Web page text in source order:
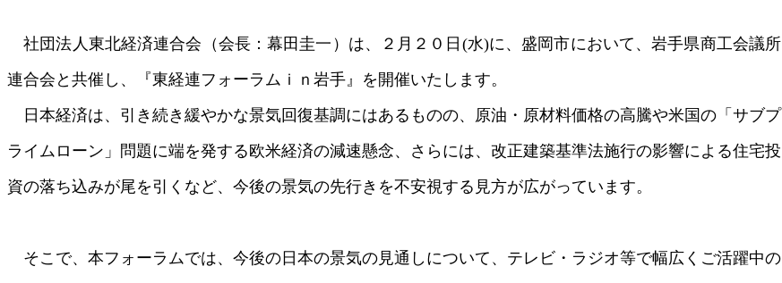
社団法人東北経済連合会（会長：幕田圭一）は、２月２０日(水)に、盛岡市において、岩手県商工会議所
連合会と共催し、『東経連フォーラムｉｎ岩手』を開催いたします。
日本経済は、引き続き緩やかな景気回復基調にはあるものの、原油・原材料価格の高騰や米国の「サブプ
ライムローン」問題に端を発する欧米経済の減速懸念、さらには、改正建築基準法施行の影響による住宅投
資の落ち込みが尾を引くなど、今後の景気の先行きを不安視する見方が広がっています。
そこで、本フォーラムでは、今後の日本の景気の見通しについて、テレビ・ラジオ等で幅広くご活躍中の